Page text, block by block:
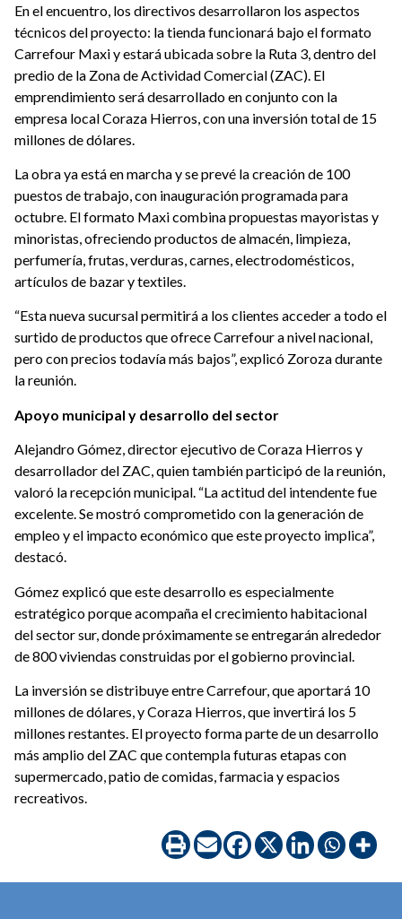
En el encuentro, los directivos desarrollaron los aspectos
técnicos del proyecto: la tienda funcionará bajo el formato
Carrefour Maxi y estará ubicada sobre la Ruta 3, dentro del
predio de la Zona de Actividad Comercial (ZAC). El
emprendimiento será desarrollado en conjunto con la
empresa local Coraza Hierros, con una inversión total de 15
millones de dólares.
La obra ya está en marcha y se prevé la creación de 100
puestos de trabajo, con inauguración programada para
octubre. El formato Maxi combina propuestas mayoristas y
minoristas, ofreciendo productos de almacén, limpieza,
perfumería, frutas, verduras, carnes, electrodomésticos,
artículos de bazar y textiles.
“Esta nueva sucursal permitirá a los clientes acceder a todo el
surtido de productos que ofrece Carrefour a nivel nacional,
pero con precios todavía más bajos”, explicó Zoroza durante
la reunión.
Apoyo municipal y desarrollo del sector
Alejandro Gómez, director ejecutivo de Coraza Hierros y
desarrollador del ZAC, quien también participó de la reunión,
valoró la recepción municipal. “La actitud del intendente fue
excelente. Se mostró comprometido con la generación de
empleo y el impacto económico que este proyecto implica”,
destacó.
Gómez explicó que este desarrollo es especialmente
estratégico porque acompaña el crecimiento habitacional
del sector sur, donde próximamente se entregarán alrededor
de 800 viviendas construidas por el gobierno provincial.
La inversión se distribuye entre Carrefour, que aportará 10
millones de dólares, y Coraza Hierros, que invertirá los 5
millones restantes. El proyecto forma parte de un desarrollo
más amplio del ZAC que contempla futuras etapas con
supermercado, patio de comidas, farmacia y espacios
recreativos.